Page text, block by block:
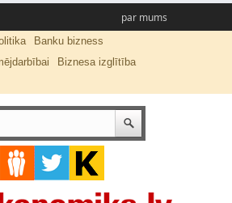
par mums
Banku bizness
Biznesa izglītība